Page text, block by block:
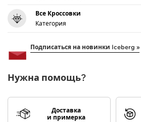
Все Кроссовки
Категория
Подписаться на новинки Iceberg »
Нужна помощь?
Доставка
и примерка